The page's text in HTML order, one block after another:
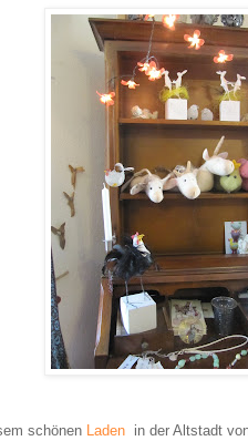
schönen Laden in der Altstadt